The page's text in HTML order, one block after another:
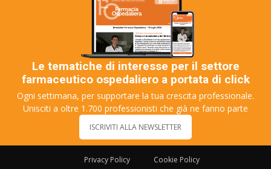
Le tematiche di interesse per il settore
farmaceutico ospedaliero a portata di click
Ogni settimana, per supportare la tua crescita professionale.
Unisciti a oltre 1.700 professionisti che già ne fanno parte
ISCRIVITI ALLA NEWSLETTER
Privacy Policy Cookie Policy